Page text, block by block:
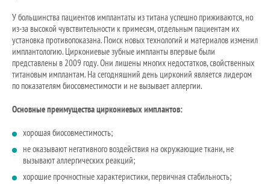
У большинства пациентов имплантаты из титана успешно приживаются, но
из-за высокой чувствительности к примесям, отдельным пациентам их
установка противопоказана. Поиск новых технологий и материалов изменил
имплантологию. Циркониевые зубные импланты впервые были
представлены в 2009 году. Они лишены многих недостатков, свойственных
титановым имплантам. На сегодняшний день цирконий является лидером
по показателям биосовместимости и не вызывает аллергии.
Основные преимущества циркониевых имплантов:
хорошая биосовместимость;
не оказывают негативного воздействия на окружающие ткани, не
вызывают аллергических реакций;
хорошие прочностные характеристики, первичная стабильность;